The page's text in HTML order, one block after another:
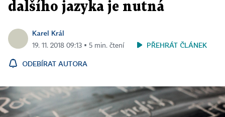
dalšího jazyka je nutná
Karel Král
19. 11. 2018 09:13 ▪ 5 min. čtení PŘEHRÁT ČLÁNEK
ODEBÍRAT AUTORA